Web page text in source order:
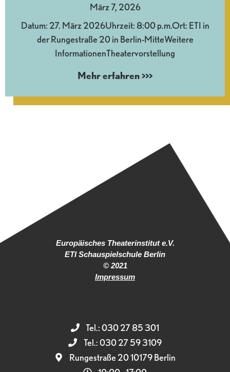
März 7, 2026
Datum: 27. März 2026Uhrzeit: 8:00 p.m.Ort: ETI in
der Rungestraße 20 in Berlin-MitteWeitere
InformationenTheatervorstellung
Mehr erfahren >>>
Europäisches Theaterinstitut e.V.
ETI Schauspielschule Berlin
© 2021
Impressum
Tel.: 030 27 85 301
Tel.: 030 27 59 3109
Rungestraße 20 10179 Berlin